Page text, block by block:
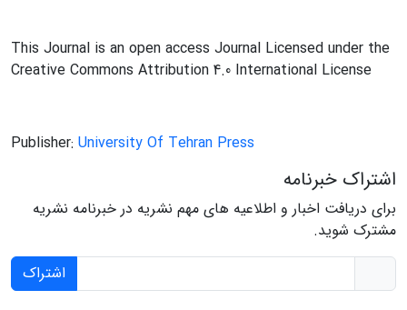
This Journal is an open access Journal Licensed under the
Creative Commons Attribution 4.0 International License
Publisher: University Of Tehran Press
اشتراک خبرنامه
برای دریافت اخبار و اطلاعیه های مهم نشریه در خبرنامه نشریه
مشترک شوید.
اشتراک